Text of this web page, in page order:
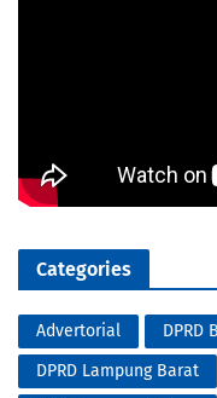
Categories
Advertorial DPRD
DPRD Lampung Barat